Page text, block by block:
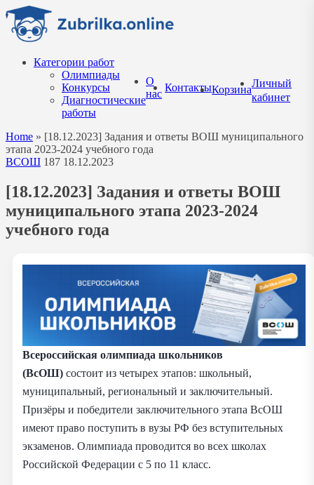
Перейти
содержанию
Категории работ
Олимпиады
Конкурсы
Диагностические
работы
О
нас
КонтактыКорзина
Личный
кабинет
Home » [18.12.2023] Задания и ответы ВОШ муниципального
этапа 2023-2024 учебного года
ВСОШ 187 18.12.2023
[18.12.2023] Задания и ответы ВОШ
муниципального этапа 2023-2024
учебного года
Всероссийская олимпиада школьников
(ВсОШ) состоит из четырех этапов: школьный,
муниципальный, региональный и заключительный.
Призёры и победители заключительного этапа ВсОШ
имеют право поступить в вузы РФ без вступительных
экзаменов. Олимпиада проводится во всех школах
Российской Федерации с 5 по 11 класс.